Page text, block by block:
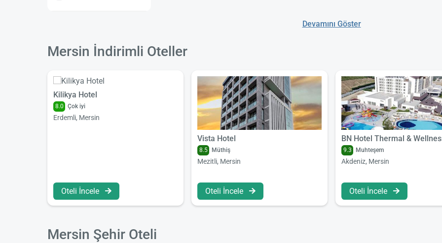
Devamını Göster
Mersin İndirimli Oteller
Kilikya Hotel
8.0 Çok iyi
Erdemli, Mersin
Oteli İncele
Vista Hotel
8.5 Müthiş
Mezitli, Mersin
Oteli İncele
BN Hotel Thermal &
9.3 Muhteşem
Akdeniz, Mersin
Oteli İncele
Mersin Şehir Oteli